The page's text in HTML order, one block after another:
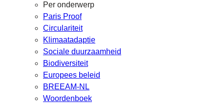
Per onderwerp
Paris Proof
Circulariteit
Klimaatadaptie
Sociale duurzaamheid
Biodiversiteit
Europees beleid
BREEAM-NL
Woordenboek